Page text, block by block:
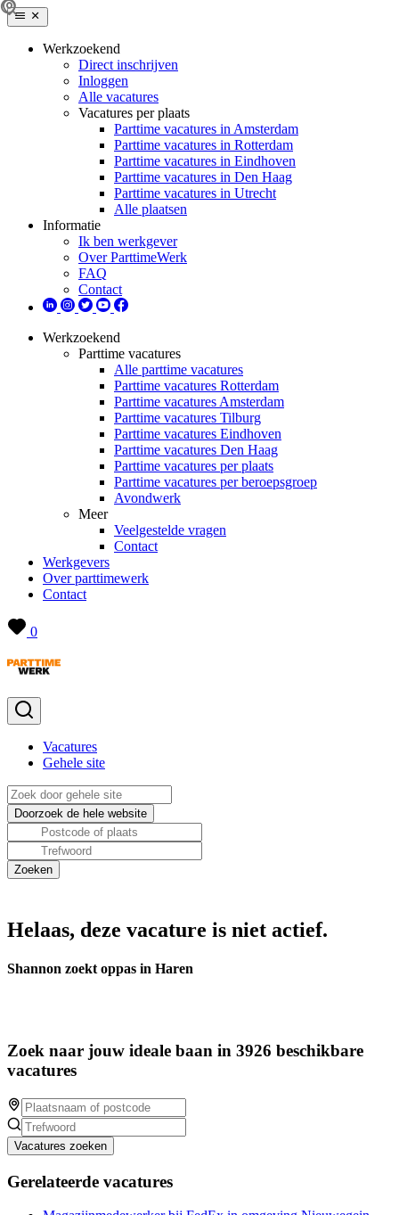
Werkzoekend
Direct inschrijven
Inloggen
Alle vacatures
Vacatures per plaats
Parttime vacatures in Amsterdam
Parttime vacatures in Rotterdam
Parttime vacatures in Eindhoven
Parttime vacatures in Den Haag
Parttime vacatures in Utrecht
Alle plaatsen
Informatie
Ik ben werkgever
Over ParttimeWerk
FAQ
Contact
Werkzoekend
Parttime vacatures
Alle parttime vacatures
Parttime vacatures Rotterdam
Parttime vacatures Amsterdam
Parttime vacatures Tilburg
Parttime vacatures Eindhoven
Parttime vacatures Den Haag
Parttime vacatures per plaats
Parttime vacatures per beroepsgroep
Avondwerk
Meer
Veelgestelde vragen
Contact
Werkgevers
Over parttimewerk
Contact
0
Vacatures
Gehele site
Helaas, deze vacature is niet actief.
Shannon zoekt oppas in Haren
Zoek naar jouw ideale baan in 3926 beschikbare
vacatures
Vacatures zoeken
Gerelateerde vacatures